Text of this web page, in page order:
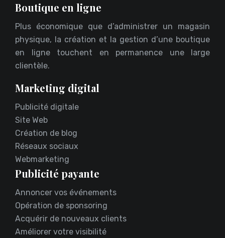
Boutique en ligne
Plus économique que d’administrer un magasin
physique, la création et la gestion d’une boutique
en ligne touchent en permanence une large
clientèle.
Marketing digital
Publicité digitale
Site Web
Création de blog
Réseaux sociaux
Webmarketing
Publicité payante
Annoncer vos événements
Opération de sponsoring
Acquérir de nouveaux clients
Améliorer votre visibilité